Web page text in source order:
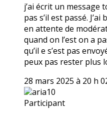
j’ai écrit un message
pas s’il est passé.
en attente de
quand on l’est on a
qu’il e s’est pas
peux pas rester plus
28 mars 2025 à 20 h
aria10
Participant